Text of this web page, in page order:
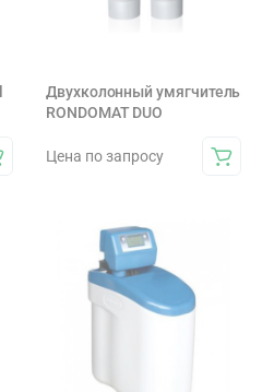
Двухколонный умягчитель
RONDOMAT DUO
Цена по запросу